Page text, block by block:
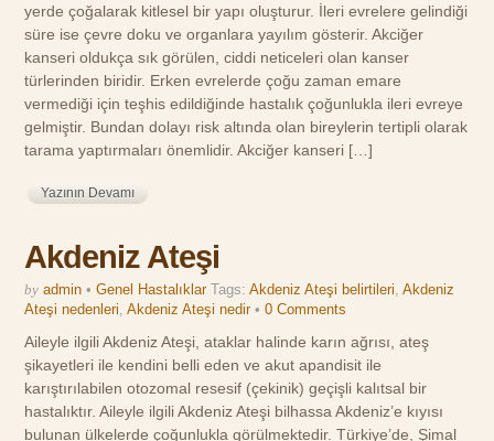
yerde çoğalarak kitlesel bir yapı oluşturur. İleri evrelere gelindiği
süre ise çevre doku ve organlara yayılım gösterir. Akciğer
kanseri oldukça sık görülen, ciddi neticeleri olan kanser
türlerinden biridir. Erken evrelerde çoğu zaman emare
vermediği için teşhis edildiğinde hastalık çoğunlukla ileri evreye
gelmiştir. Bundan dolayı risk altında olan bireylerin tertipli olarak
tarama yaptırmaları önemlidir. Akciğer kanseri […]
Yazının Devamı
Akdeniz Ateşi
by admin • Genel Hastalıklar Tags:Akdeniz Ateşi belirtileri,Akdeniz
Ateşi nedenleri,Akdeniz Ateşi nedir •0 Comments
Aileyle ilgili Akdeniz Ateşi, ataklar halinde karın ağrısı, ateş
şikayetleri ile kendini belli eden ve akut apandisit ile
karıştırılabilen otozomal resesif (çekinik) geçişli kalıtsal bir
hastalıktır. Aileyle ilgili Akdeniz Ateşi bilhassa Akdeniz’e kıyısı
bulunan ülkelerde çoğunlukla görülmektedir. Türkiye’de, Şimal